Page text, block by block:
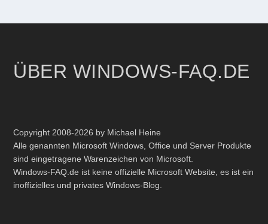
ÜBER WINDOWS-FAQ.DE
Copyright 2008-2026 by Michael Heine
Alle genannten Microsoft Windows, Office und Server Produkte
sind eingetragene Warenzeichen von Microsoft.
Windows-FAQ.de ist keine offizielle Microsoft Website, es ist ein
inoffizielles und privates Windows-Blog.